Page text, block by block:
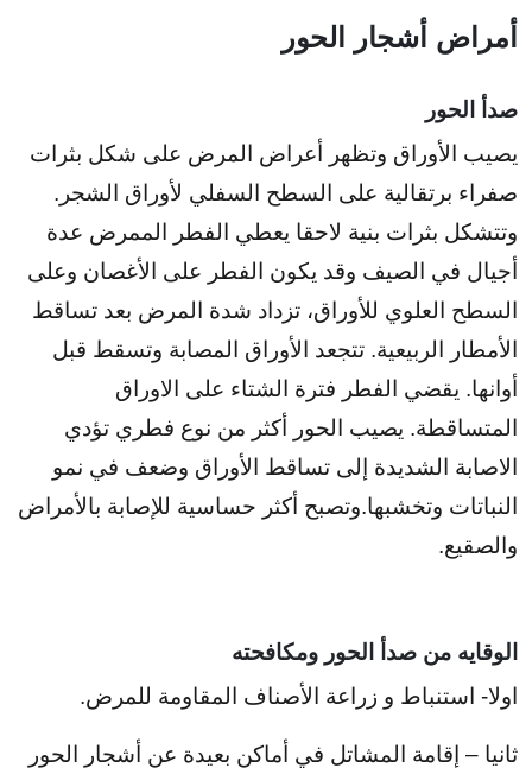
أمراض أشجار الحور
صدأ الحور
يصيب الأوراق وتظهر أعراض المرض على شكل بثرات
صفراء برتقالية على السطح السفلي لأوراق الشجر.
وتتشكل بثرات بنية لاحقا يعطي الفطر الممرض عدة
أجيال في الصيف وقد يكون الفطر على الأغصان وعلى
السطح العلوي للأوراق، تزداد شدة المرض بعد تساقط
الأمطار الربيعية. تتجعد الأوراق المصابة وتسقط قبل
أوانها. يقضي الفطر فترة الشتاء على الاوراق
المتساقطة. يصيب الحور أكثر من نوع فطري تؤدي
الاصابة الشديدة إلى تساقط الأوراق وضعف في نمو
النباتات وتخشبها.وتصبح أكثر حساسية للإصابة بالأمراض
والصقيع.
الوقايه من صدأ الحور ومكافحته
اولا- استنباط و زراعة الأصناف المقاومة للمرض.
ثانيا – إقامة المشاتل في أماكن بعيدة عن أشجار الحور